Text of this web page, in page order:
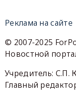
Реклама на сайте
© 2007-2025
Новостной
Учредитель: С.П.
Главный